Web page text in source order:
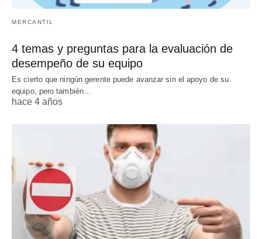
MERCANTIL
4 temas y preguntas para la evaluación de
desempeño de su equipo
Es cierto que ningún gerente puede avanzar sin el apoyo de su
equipo, pero también…
hace 4 años